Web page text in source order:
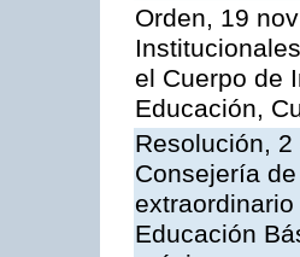
Orden, 19
el Cuerpo de
Educación,
Resolución,
Consejería
Educación